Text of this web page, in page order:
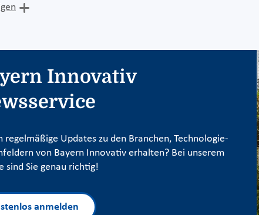
Innovativ
regelmäßige Updates zu den Branchen, Technologie-
von Bayern Innovativ erhalten? Bei unserem
sind Sie genau richtig!
anmelden